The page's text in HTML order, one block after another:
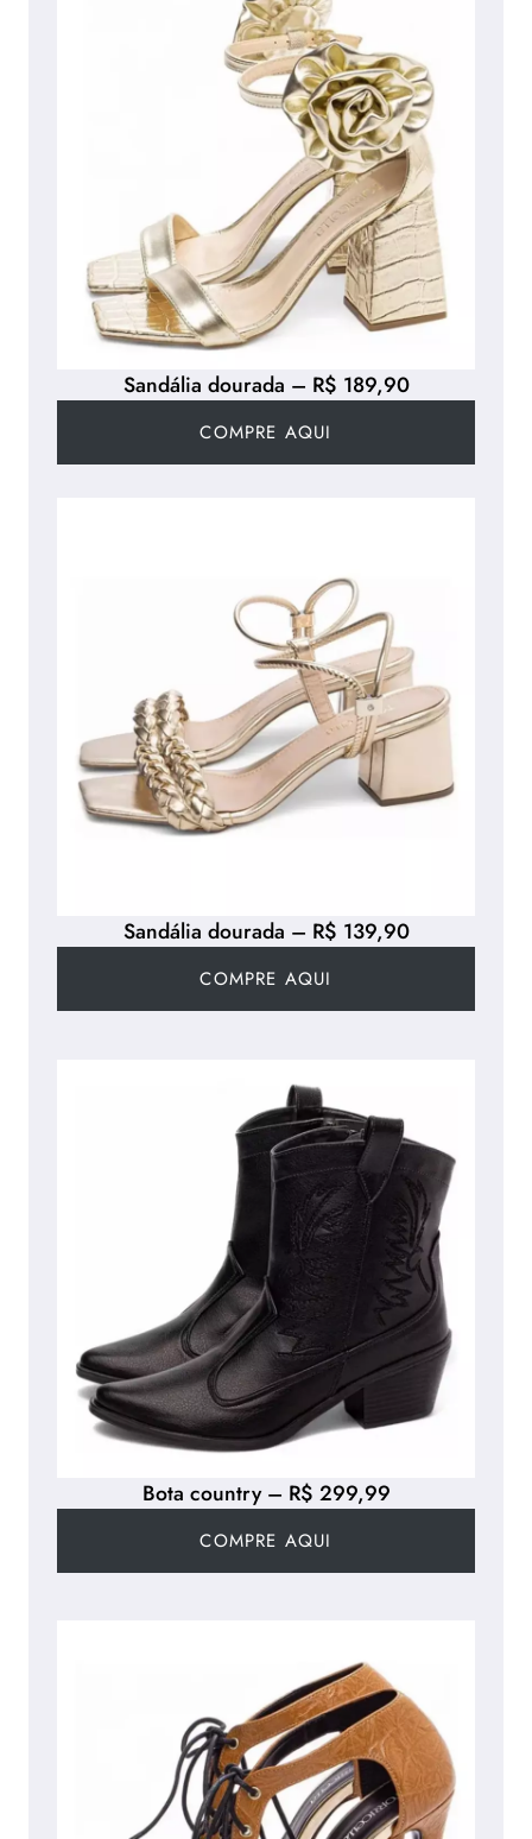
Sandália dourada – R$ 189,90
COMPRE AQUI
Sandália dourada – R$ 139,90
COMPRE AQUI
Bota country – R$ 299,99
COMPRE AQUI